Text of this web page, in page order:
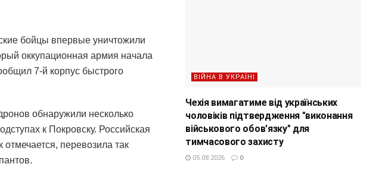
бойцы впервые уничтожили
оккупационная армия начала
7-й корпус быстрого
обнаружили несколько
к Покровску. Российская
отмечается, перевозила так
ВІЙНА В УКРАЇНІ
Чехія вимагатиме від українських
чоловіків підтвердження "виконання
військового обов'язку" для
тимчасового захисту
05.08.2026 0